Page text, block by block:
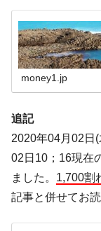
機 ⇒ 10.7兆では
『Money1』
【
日(水)もサイド
発動！
『Money1』
『Money1』
のは政界の責任
『Money1』
韓
に。
『Money1』
韓
money1.jp
追記
2020年04月02日
02日10；16現在
ました。 1,700割
記事と併せてお